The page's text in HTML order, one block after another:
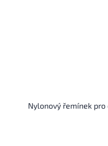
Nylonový řemínek